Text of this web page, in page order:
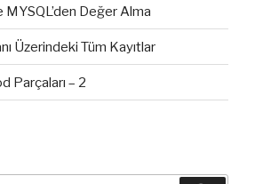
Değer Alma
Üzerindeki Tüm Kayıtlar
Parçaları – 2